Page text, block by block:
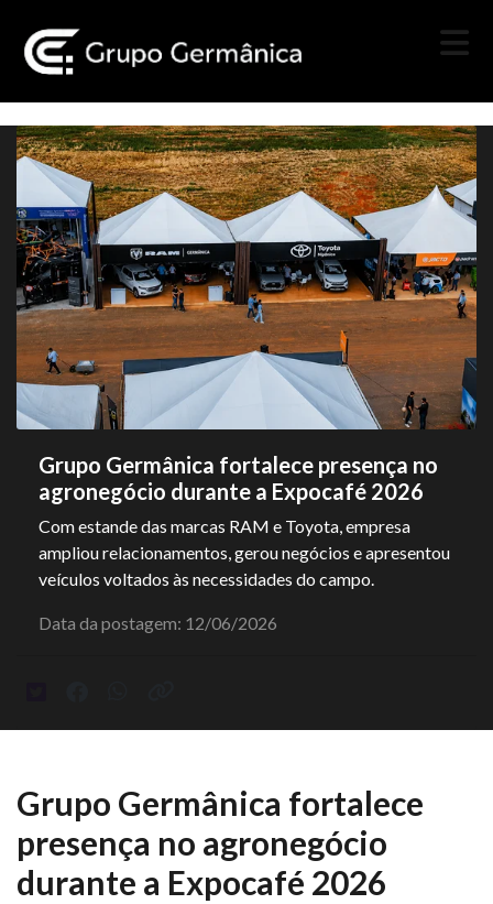
Grupo Germânica fortalece presença no
agronegócio durante a Expocafé 2026
Com estande das marcas RAM e Toyota, empresa
ampliou relacionamentos, gerou negócios e apresentou
veículos voltados às necessidades do campo.
Data da postagem: 12/06/2026
Grupo Germânica fortalece
presença no agronegócio
durante a Expocafé 2026